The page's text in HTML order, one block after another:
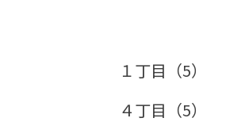
１丁目（5）
４丁目（5）